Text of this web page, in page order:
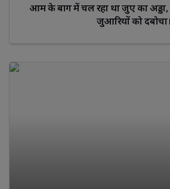
आम के बाग में चल रहा था जुए का अड्डा,
जुआरियों को दबोचा।